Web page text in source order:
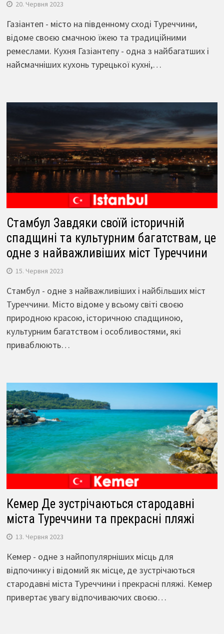
20. Червня 2023
Газіантеп - місто на південному сході Туреччини,
відоме своєю смачною їжею та традиційними
ремеслами. Кухня Газіантепу - одна з найбагатших і
найсмачніших кухонь турецької кухні,…
Стамбул Завдяки своїй історичній
спадщині та культурним багатствам, це
одне з найважливіших міст Туреччини
15. Червня 2023
Стамбул - одне з найважливіших і найбільших міст
Туреччини. Місто відоме у всьому світі своєю
природною красою, історичною спадщиною,
культурним багатством і особливостями, які
приваблюють…
Кемер Де зустрічаються стародавні
міста Туреччини та прекрасні пляжі
13. Червня 2023
Кемер - одне з найпопулярніших місць для
відпочинку і відомий як місце, де зустрічаються
стародавні міста Туреччини і прекрасні пляжі. Кемер
привертає увагу відпочиваючих своєю…